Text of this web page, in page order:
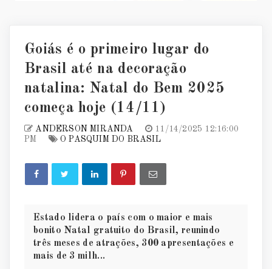
Goiás é o primeiro lugar do
Brasil até na decoração
natalina: Natal do Bem 2025
começa hoje (14/11)
ANDERSON MIRANDA
11/14/2025 12:16:00
PM
O PASQUIM DO BRASIL
Estado lidera o país com o maior e mais
bonito Natal gratuito do Brasil, reunindo
três meses de atrações, 300 apresentações e
mais de 3 milh...